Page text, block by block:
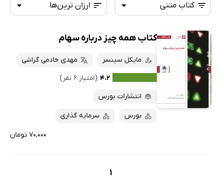
ارزان ترین‌ها
تازه‌ها
داغ‌ترین‌ها
پرفروش‌ها
پربحث‌ها
ارزان ترین‌ها
کتاب متنی
همه کتاب‌ها
کتاب‌های صوتی
کتاب‌های متنی
کتاب همه چیز درباره سهام
مایکل سینسر
مهدی خادمی گراشی
۴.۲ (امتیاز ۶ نفر)
انتشارات بورس
بورس سرمایه گذاری
۷۰,۰۰۰ تومان
1